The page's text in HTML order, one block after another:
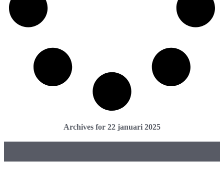
Archives for 22 januari 2025